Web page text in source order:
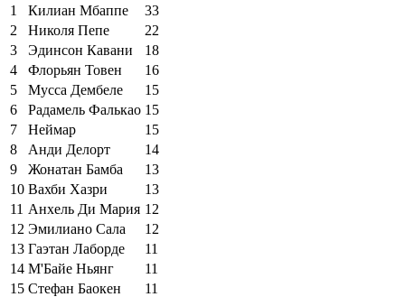
1
Килиан Мбаппе
33
2
Николя Пепе
22
3
Эдинсон Кавани
18
4
Флорьян Товен
16
5
Мусса Дембеле
15
6
Радамель Фалькао 15
7
Неймар
15
8
Анди Делорт
14
9
Жонатан Бамба
13
10 Вахби Хазри
13
11 Анхель Ди Мария 12
12 Эмилиано Сала
12
13 Гаэтан Лаборде
11
14 М'Байе Ньянг
11
15 Стефан Баокен 11